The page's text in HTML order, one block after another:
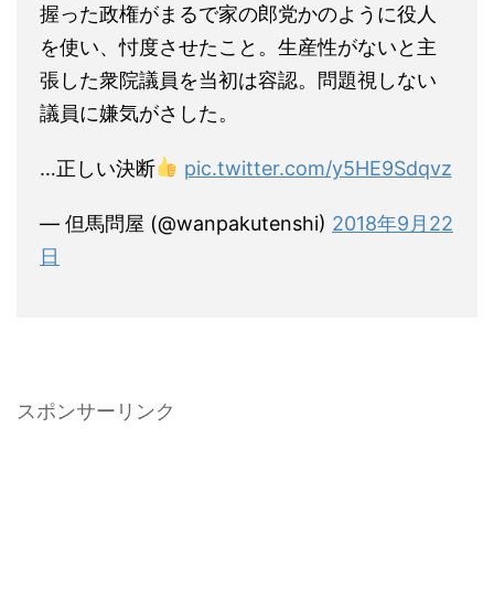
握った政権がまるで家の郎党かのように役人
を使い、忖度させたこと。生産性がないと主
張した衆院議員を当初は容認。問題視しない
議員に嫌気がさした。
…正しい決断 pic.twitter.com/y5HE9Sdqvz
— 但馬問屋 (@wanpakutenshi) 2018年9月22
日
スポンサーリンク